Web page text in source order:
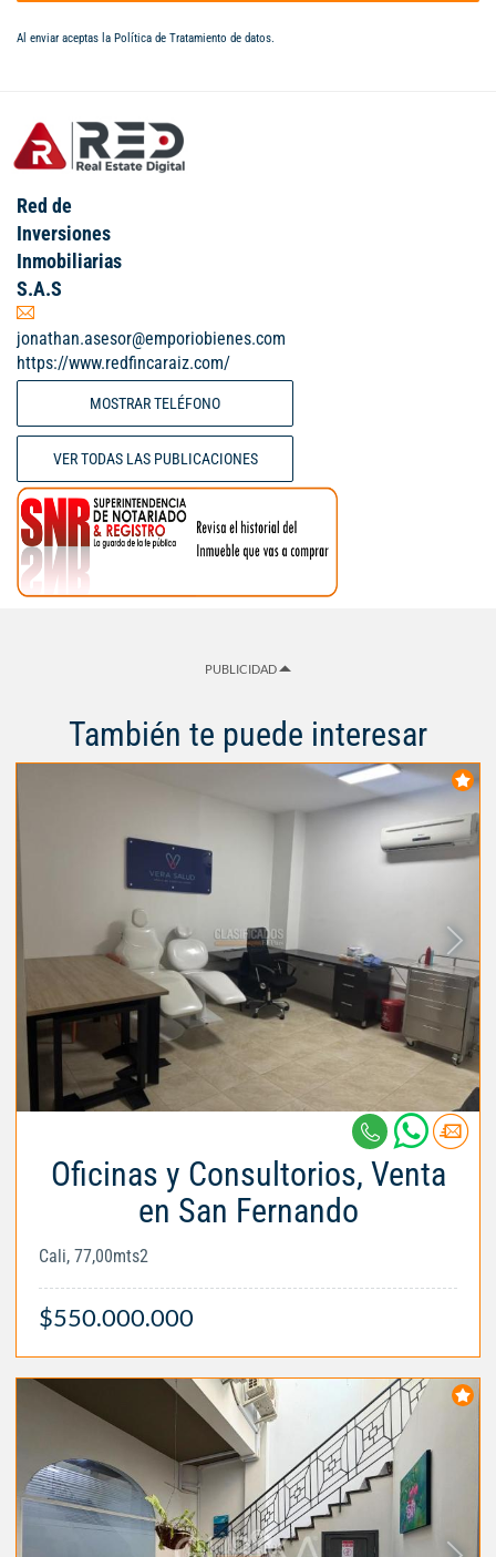
Al enviar aceptas la Política de Tratamiento de datos.
Red de
Inversiones
Inmobiliarias
S.A.S
jonathan.asesor@emporiobienes.com
https://www.redfincaraiz.com/
MOSTRAR TELÉFONO
VER TODAS LAS PUBLICACIONES
PUBLICIDAD
También te puede interesar
Oficinas y Consultorios, Venta
en San Fernando
Cali, 77,00mts2
$550.000.000